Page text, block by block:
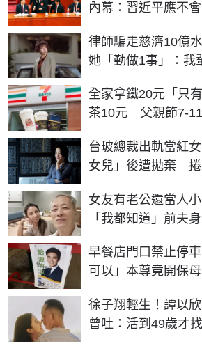
內幕：習近平應不
律師騙走慈濟10億
她「勤做1事」：我
全家拿鐵20元「只
茶10元 父親節7-
台玻總裁出軌當紅
女兒」後遭拋棄 捲
女友有老公還當人
「我都知道」前夫
早餐店門口禁止停
可以」本尊竟開保
徐子翔輕生！譚以
曾吐：活到49歲才